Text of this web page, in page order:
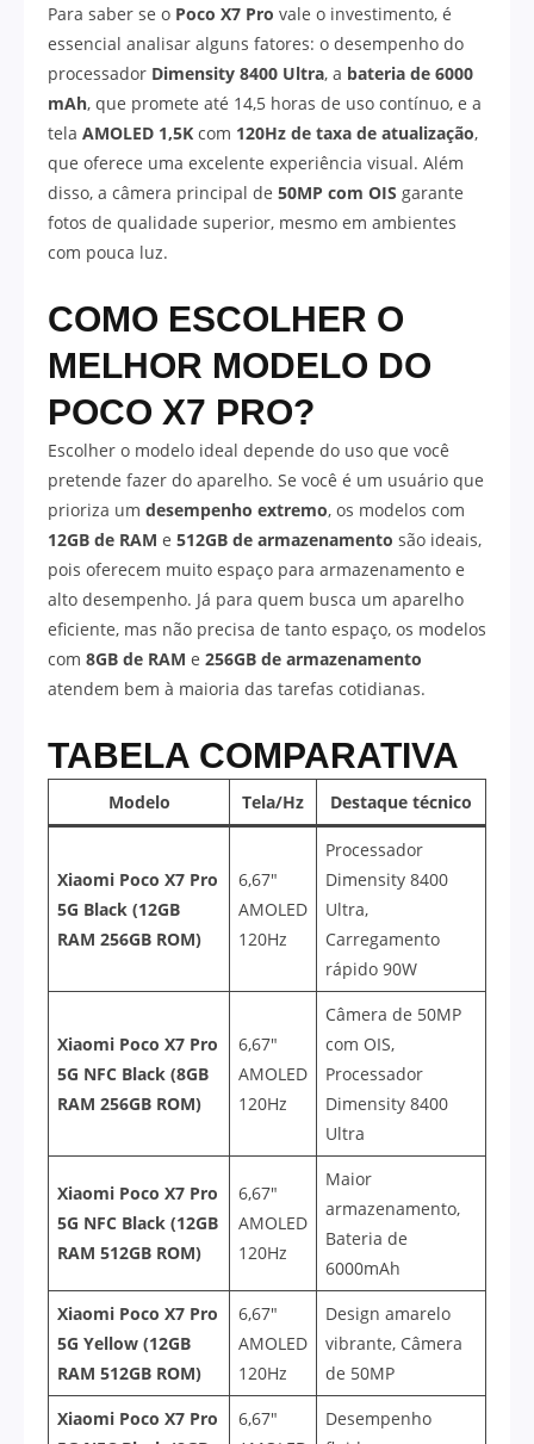
Para saber se o Poco X7 Pro vale o investimento, é
essencial analisar alguns fatores: o desempenho do
processador Dimensity 8400 Ultra, a bateria de 6000
mAh, que promete até 14,5 horas de uso contínuo, e a
tela AMOLED 1,5K com 120Hz de taxa de atualização,
que oferece uma excelente experiência visual. Além
disso, a câmera principal de 50MP com OIS garante
fotos de qualidade superior, mesmo em ambientes
com pouca luz.
COMO ESCOLHER O
MELHOR MODELO DO
POCO X7 PRO?
Escolher o modelo ideal depende do uso que você
pretende fazer do aparelho. Se você é um usuário que
prioriza um desempenho extremo, os modelos com
12GB de RAM e 512GB de armazenamento são ideais,
pois oferecem muito espaço para armazenamento e
alto desempenho. Já para quem busca um aparelho
eficiente, mas não precisa de tanto espaço, os modelos
com 8GB de RAM e 256GB de armazenamento
atendem bem à maioria das tarefas cotidianas.
TABELA COMPARATIVA
Modelo Tela/Hz Destaque técnico
Xiaomi Poco X7 Pro
5G Black (12GB
RAM 256GB ROM)
6,67″
AMOLED
120Hz
Processador
Dimensity 8400
Ultra,
Carregamento
rápido 90W
Xiaomi Poco X7 Pro
5G NFC Black (8GB
RAM 256GB ROM)
6,67″
AMOLED
120Hz
Câmera de 50MP
com OIS,
Processador
Dimensity 8400
Ultra
Xiaomi Poco X7 Pro
5G NFC Black (12GB
RAM 512GB ROM)
6,67″
AMOLED
120Hz
Maior
armazenamento,
Bateria de
6000mAh
Xiaomi Poco X7 Pro
5G Yellow (12GB
RAM 512GB ROM)
6,67″
AMOLED
120Hz
Design amarelo
vibrante, Câmera
de 50MP
Xiaomi Poco X7 Pro
6,67″
Desempenho